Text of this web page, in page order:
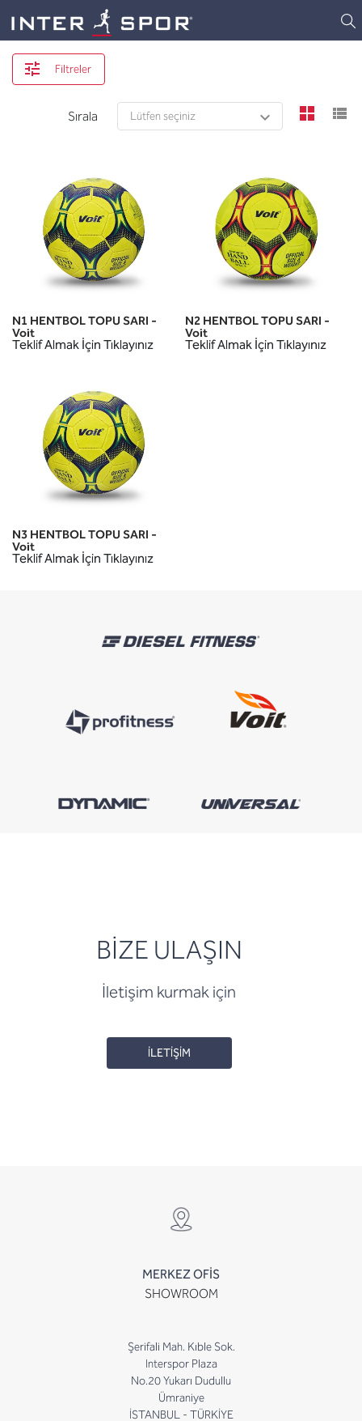
Filtreler
Sırala
N1 HENTBOL TOPU SARI -
Voit
Teklif Almak İçin Tıklayınız
N2 HENTBOL TOPU SARI -
Voit
Teklif Almak İçin Tıklayınız
N3 HENTBOL TOPU SARI -
Voit
Teklif Almak İçin Tıklayınız
BİZE ULAŞIN
İletişim kurmak için
İLETİŞİM
MERKEZ OFİS
SHOWROOM
Şerifali Mah. Kıble Sok.
Interspor Plaza
No.20 Yukarı Dudullu
Ümraniye
İSTANBUL - TÜRKİYE